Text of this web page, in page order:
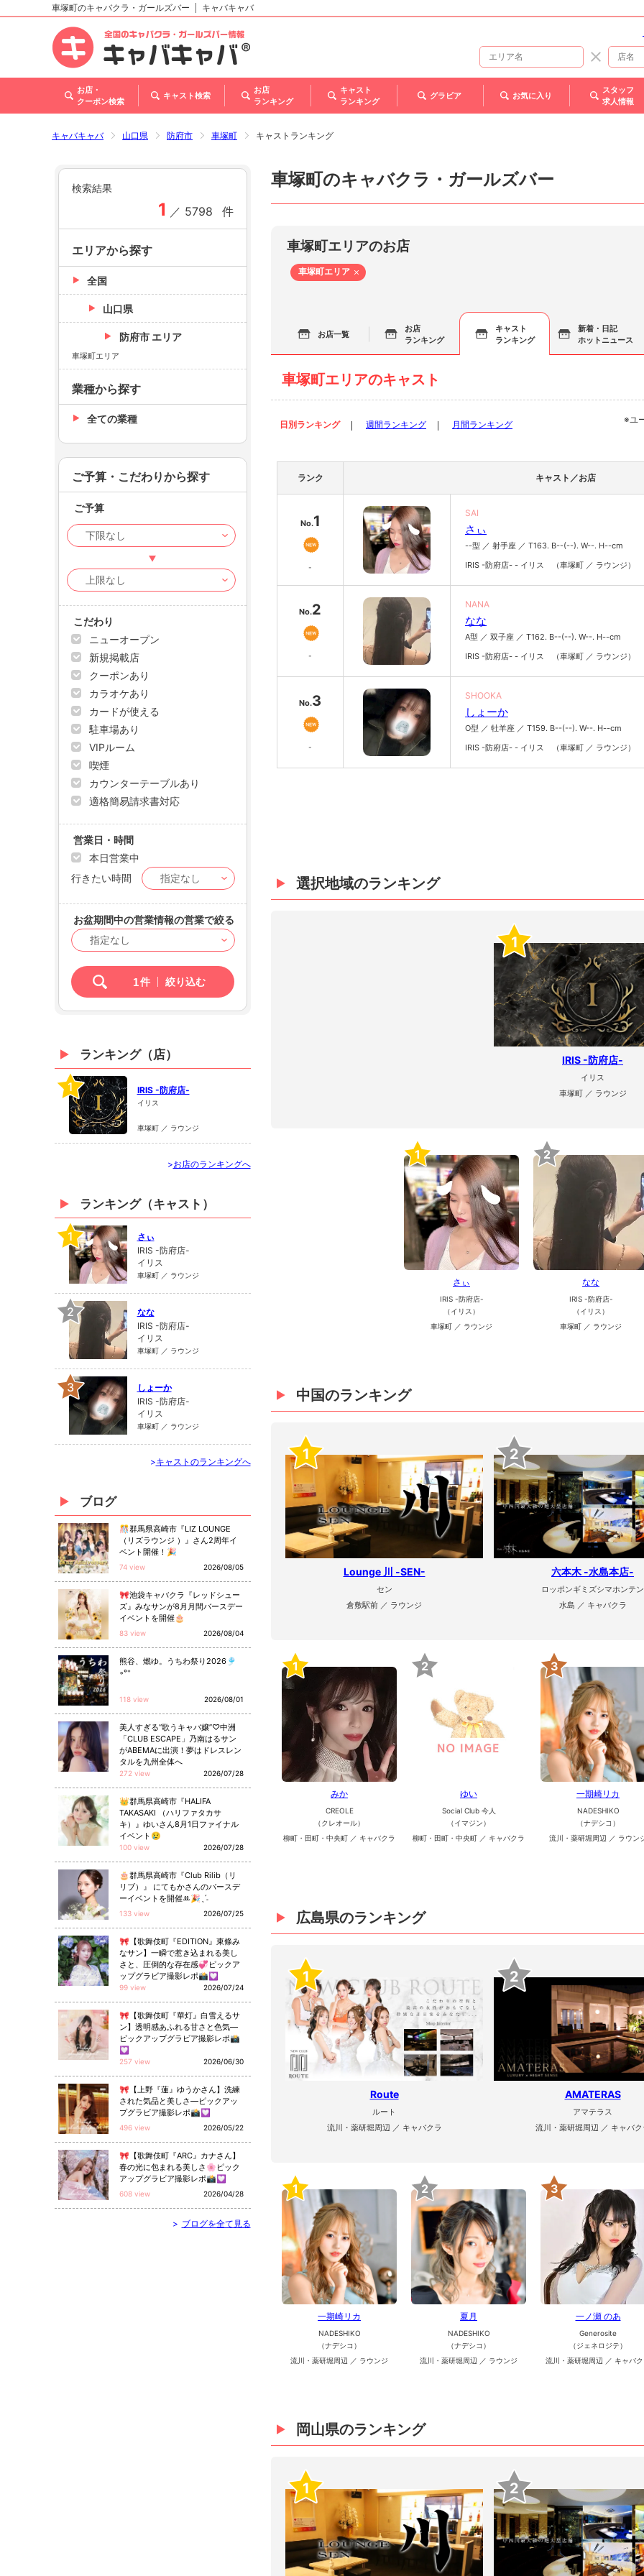
北海道
東北
甲信越・北陸
関西
車塚町のキャバクラ・ガールズバー キャバキャバ
お店・
クーポン検索
キャスト検索
お店
ランキング
キャスト
ランキング
グラビア お気に入り
スタッフ
求人情報
キャバキャバ 山口県 防府市 車塚町 キャストランキング
車塚町のキャバクラ・ガールズバー
車塚町エリアのお店
車塚町エリア
お店一覧
お店
ランキング
キャスト
ランキング
新着・日記
ホットニュース
車塚町エリアのキャスト
日別ランキング 週間ランキング 月間ランキング ※ユ
ランク キャスト／お店
No.1
-
SAI
さぃ
--型 ／ 射手座 ／ T163. B--(--). W--. H--cm
IRIS -防府店- - イリス （車塚町 ／ ラウンジ）
No.2
-
NANA
なな
A型 ／ 双子座 ／ T162. B--(--). W--. H--cm
IRIS -防府店- - イリス （車塚町 ／ ラウンジ）
No.3
-
SHOOKA
しょーか
O型 ／ 牡羊座 ／ T159. B--(--). W--. H--cm
IRIS -防府店- - イリス （車塚町 ／ ラウンジ）
選択地域のランキング
1
IRIS -防府店-
イリス
車塚町 ／ ラウンジ
1
さぃ
IRIS -防府店-
（イリス）
車塚町 ／ ラウンジ
2
なな
IRIS -防府店-
（イリス）
車塚町 ／ ラウンジ
中国のランキング
1
Lounge 川 -SEN-
セン
倉敷駅前 ／ ラウンジ
2
六本木 -水島本店-
ロッポンギミズシマホンテン
水島 ／ キャバクラ
1
みか
CREOLE
（クレオール）
柳町・田町・中央町 ／ キャバクラ
2
ゆい
Social Club 今人
（イマジン）
柳町・田町・中央町 ／ キャバクラ
3
一期崎リカ
NADESHIKO
（ナデシコ）
流川・薬研堀周辺 ／ ラウン
広島県のランキング
1
Route
ルート
流川・薬研堀周辺 ／ キャバクラ
2
AMATERAS
アマテラス
流川・薬研堀周辺 ／ キャバク
1
一期崎リカ
NADESHIKO
（ナデシコ）
流川・薬研堀周辺 ／ ラウンジ
2
夏月
NADESHIKO
（ナデシコ）
流川・薬研堀周辺 ／ ラウンジ
3
一ノ瀬 のあ
Generosite
（ジェネロジテ）
流川・薬研堀周辺 ／ キャバ
岡山県のランキング
1 2
検索結果
1 ／ 5798 件
エリアから探す
全国
山口県
防府市 エリア
車塚町エリア
業種から探す
全ての業種
ご予算・こだわりから探す
ご予算
こだわり
ニューオープン
新規掲載店
クーポンあり
カラオケあり
カードが使える
駐車場あり
VIPルーム
喫煙
カウンターテーブルあり
適格簡易請求書対応
営業日・時間
本日営業中
行きたい時間
お盆期間中の営業情報の営業で絞る
1件 絞り込む
ランキング（店）
1 IRIS -防府店-
イリス
車塚町 ／ ラウンジ
>お店のランキングへ
ランキング（キャスト）
1
さぃ
IRIS -防府店-
イリス
車塚町 ／ ラウンジ
2
なな
IRIS -防府店-
イリス
車塚町 ／ ラウンジ
3
しょーか
IRIS -防府店-
イリス
車塚町 ／ ラウンジ
>キャストのランキングへ
ブログ
🎊群馬県高崎市『LIZ LOUNGE
（リズラウンジ ）』さん2周年イ
ベント開催！🎉
74 view 2026/08/05
🎀池袋キャバクラ『レッドシュー
ズ』みなサンが8月月間バースデー
イベントを開催🎂
83 view 2026/08/04
熊谷、燃ゆ。うちわ祭り2026🎐
◦°⁺
118 view 2026/08/01
美人すぎる“歌うキャバ嬢”♡中洲
「CLUB ESCAPE」乃南はるサン
がABEMAに出演！夢はドレスレン
タルを九州全体へ
272 view 2026/07/28
👑群馬県高崎市『HALIFA
TAKASAKI （ハリファタカサ
キ）』ゆいさん8月1日ファイナル
イベント😢
100 view 2026/07/28
🎂群馬県高崎市『Club Rilib（リ
リブ）』 にてもかさんのバースデ
ーイベントを開催ꔛ🎉ˎˊ˗
133 view 2026/07/25
🎀【歌舞伎町『EDITION』東條み
なサン】一瞬で惹き込まれる美し
さと、圧倒的な存在感💞ピックア
ップグラビア撮影レポ📸💟
99 view 2026/07/24
🎀【歌舞伎町『華灯』白雪えるサ
ン】透明感あふれる甘さと色気—
ピックアップグラビア撮影レポ📸
💟
257 view 2026/06/30
🎀【上野『蓮』ゆうかさん】洗練
された気品と美しさ—ピックアッ
プグラビア撮影レポ📸💟
496 view 2026/05/22
🎀【歌舞伎町『ARC』カナさん】
春の光に包まれる美しさ🌸ピック
アップグラビア撮影レポ📸💟
608 view 2026/04/28
> ブログを全て見る